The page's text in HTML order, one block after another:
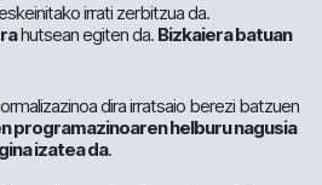
irrati zerbitzua da.
hutsean egiten da. Bizkaiera batuan
dira irratsaio berezi batzuen
programazinoaren helburu nagusia
izatea da.